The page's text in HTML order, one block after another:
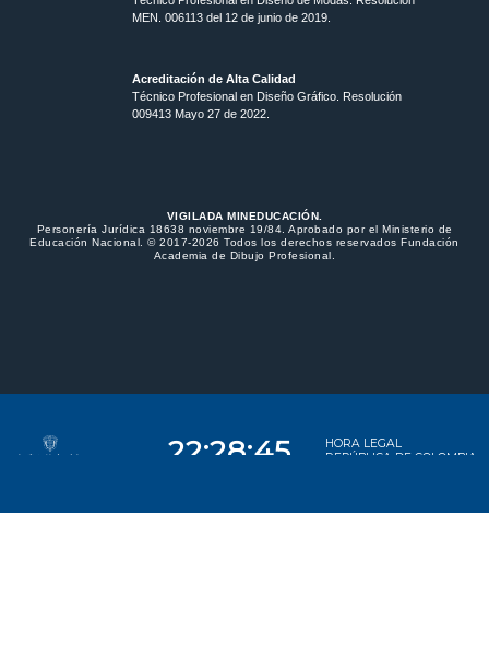
MEN. 006113 del 12 de junio de 2019.
Acreditación de Alta Calidad
Técnico Profesional en Diseño Gráfico. Resolución
009413 Mayo 27 de 2022.
VIGILADA MINEDUCACIÓN.
Personería Jurídica 18638 noviembre 19/84. Aprobado por el Ministerio de
Educación Nacional. © 2017-2026 Todos los derechos reservados Fundación
Academia de Dibujo Profesional.